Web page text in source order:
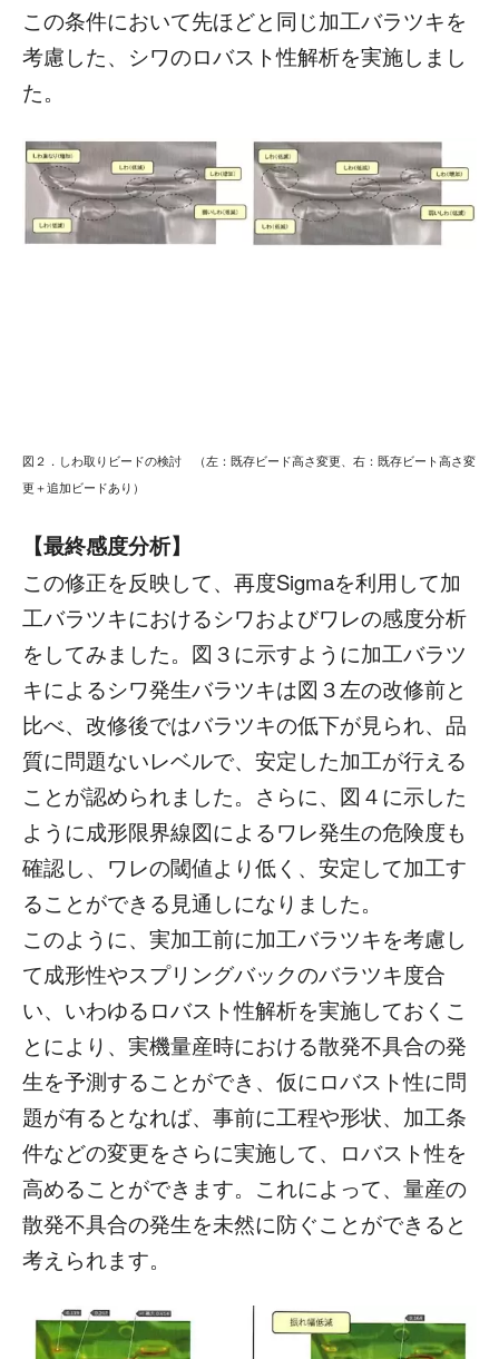
この条件において先ほどと同じ加工バラツキを
考慮した、シワのロバスト性解析を実施しまし
た。
図２．しわ取りビードの検討 （左：既存ビード高さ変更、右：既存ビート高さ変
更＋追加ビードあり）
【最終感度分析】
この修正を反映して、再度Sigmaを利用して加
工バラツキにおけるシワおよびワレの感度分析
をしてみました。図３に示すように加工バラツ
キによるシワ発生バラツキは図３左の改修前と
比べ、改修後ではバラツキの低下が見られ、品
質に問題ないレベルで、安定した加工が行える
ことが認められました。さらに、図４に示した
ように成形限界線図によるワレ発生の危険度も
確認し、ワレの閾値より低く、安定して加工す
ることができる見通しになりました。
このように、実加工前に加工バラツキを考慮し
て成形性やスプリングバックのバラツキ度合
い、いわゆるロバスト性解析を実施しておくこ
とにより、実機量産時における散発不具合の発
生を予測することができ、仮にロバスト性に問
題が有るとなれば、事前に工程や形状、加工条
件などの変更をさらに実施して、ロバスト性を
高めることができます。これによって、量産の
散発不具合の発生を未然に防ぐことができると
考えられます。